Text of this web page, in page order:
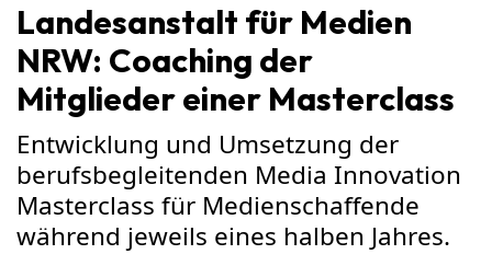
Landesanstalt für Medien
NRW: Coaching der
Mitglieder einer Masterclass
Entwicklung und Umsetzung der
berufsbegleitenden Media Innovation
Masterclass für Medienschaffende
während jeweils eines halben Jahres.